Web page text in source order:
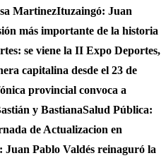
MartinezItuzaingó: Juan
más importante de la historia
se viene la II Expo Deportes,
capitalina desde el 23 de
provincial convoca a
y BastianaSalud Pública:
de Actualizacion en
Juan Pablo Valdés reinaguró la